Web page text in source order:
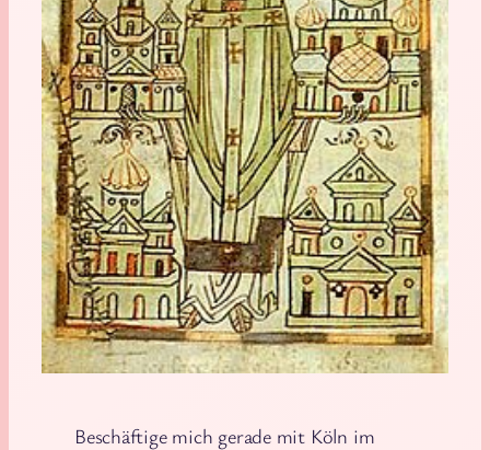
Beschäftige mich gerade mit Köln im